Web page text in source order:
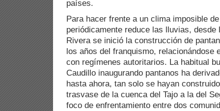
países.
Para hacer frente a un clima imposible
periódicamente reduce las lluvias, desde
Rivera se inició la construcción de
los años del franquismo, relacionándose
con regímenes autoritarios. La habitual
Caudillo inaugurando pantanos ha
hasta ahora, tan solo se hayan
trasvase de la cuenca del Tajo a la del
foco de enfrentamiento entre dos